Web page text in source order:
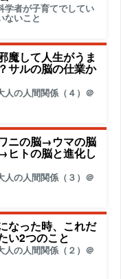
学者が子育てでしてい
ないこと
魔して人生がうま
サルの脳の仕業か
人の人間関係（４）＠
ニの脳→ウマの脳
トの脳と進化し
人の人間関係（３）＠
なった時、これだ
い2つのこと
人の人間関係（２）＠